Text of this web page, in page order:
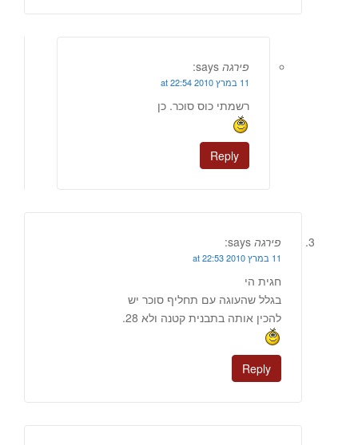
פירגה says:
11 במרץ 2010 at 22:54
רשמתי כוס סוכר. כן
Reply
פירגה says:
11 במרץ 2010 at 22:53
חגית הי
בגלל שהעוגה עם תחליף סוכר יש
להכין אותה בתבנית קטנה ולא 28.
Reply